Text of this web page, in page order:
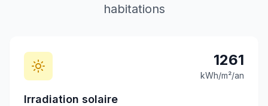
habitations
1261
kWh/m²/an
Irradiation solaire